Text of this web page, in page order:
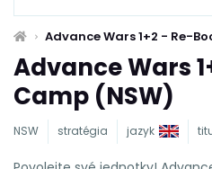
Advance Wars 1+2 - Re-
Advance Wars
Camp (NSW)
NSW stratégia jazyk